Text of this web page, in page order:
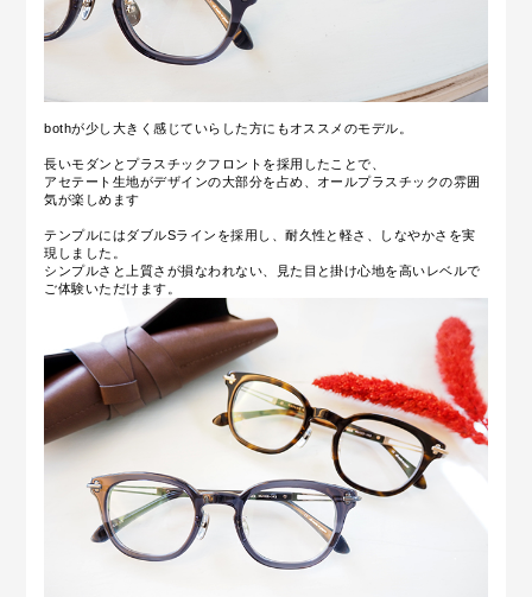
bothが少し大きく感じていらした方にもオススメのモデル。
長いモダンとプラスチックフロントを採用したことで、
アセテート生地がデザインの大部分を占め、オールプラスチックの雰囲
気が楽しめます
テンプルにはダブルSラインを採用し、耐久性と軽さ、しなやかさを実
現しました。
シンプルさと上質さが損なわれない、見た目と掛け心地を高いレベルで
ご体験いただけます。